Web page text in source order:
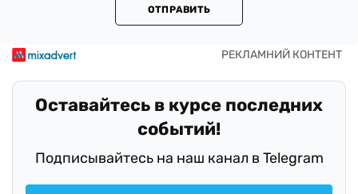
ОТПРАВИТЬ
Оставайтесь в курсе последних
событий!
Подписывайтесь на наш канал в Telegram